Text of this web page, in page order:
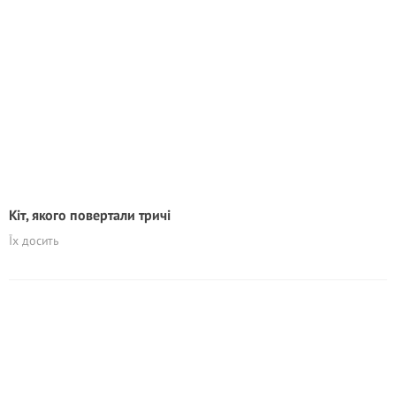
Кіт, якого повертали тричі
Їх досить